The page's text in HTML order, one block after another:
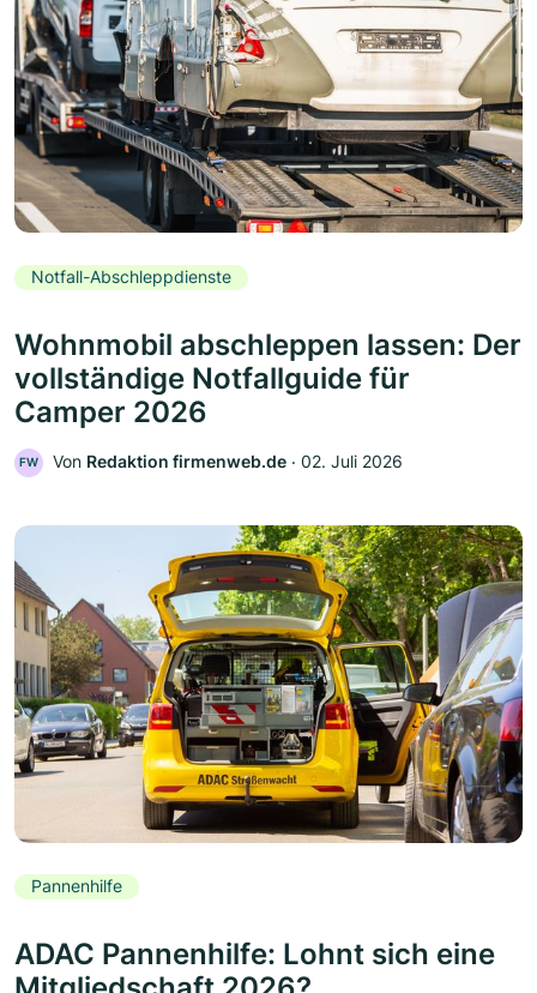
Notfall-Abschleppdienste
Wohnmobil abschleppen lassen: Der
vollständige Notfallguide für
Camper 2026
FW Von Redaktion firmenweb.de ‧ 02. Juli 2026
Pannenhilfe
ADAC Pannenhilfe: Lohnt sich eine